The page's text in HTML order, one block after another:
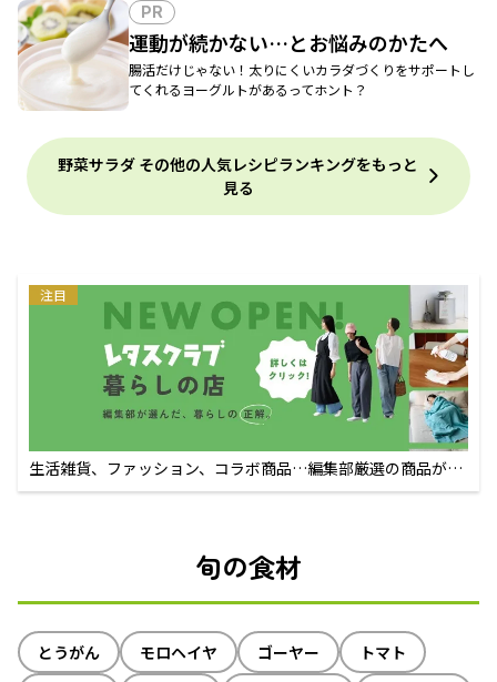
PR
運動が続かない…とお悩みのかたへ
腸活だけじゃない！太りにくいカラダづくりをサポートし
てくれるヨーグルトがあるってホント？
野菜サラダ その他の人気レシピランキングをもっと
見る
注目
生活雑貨、ファッション、コラボ商品…編集部厳選の商品が買
えるECサイト
旬の食材
とうがん モロヘイヤ ゴーヤー
トマト